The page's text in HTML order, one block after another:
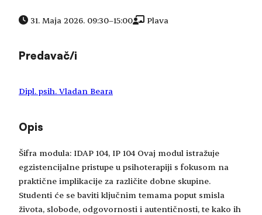
31. Maja 2026. 09:30–15:00 Plava
Predavač/i
Dipl. psih. Vladan Beara
Opis
Šifra modula: IDAP 104, IP 104 Ovaj modul istražuje
egzistencijalne pristupe u psihoterapiji s fokusom na
praktične implikacije za različite dobne skupine.
Studenti će se baviti ključnim temama poput smisla
života, slobode, odgovornosti i autentičnosti, te kako ih